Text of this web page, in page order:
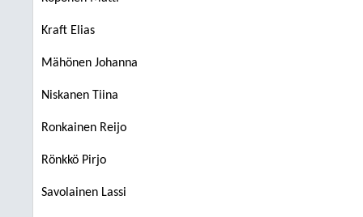
Kraft Elias
Mähönen Johanna
Niskanen Tiina
Ronkainen Reijo
Rönkkö Pirjo
Savolainen Lassi